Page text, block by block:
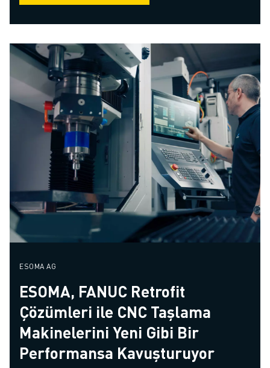
ESOMA AG
ESOMA, FANUC Retrofit
Çözümleri ile CNC Taşlama
Makinelerini Yeni Gibi Bir
Performansa Kavuşturuyor